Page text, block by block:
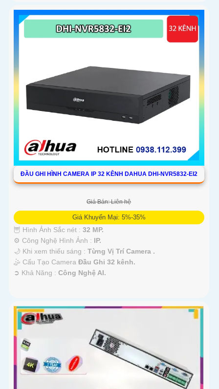
ĐẦU GHI HÌNH CAMERA IP 32 KÊNH DAHUA DHI-NVR5832-EI2
Giá Bán: Liên hệ
Giá Khuyến Mại: 5%-35%
🦉 Hình Ảnh Sắc nét : 32 MP.
⚙ Công Nghệ Hình Ảnh : IP.
🌙 Khi xem thiếu sáng : Từng Vị Trí Camera .
🤹 Cấu Tạo Camera Đầu Ghi 32 kênh.
️➲ Khả Năng : Công Nghệ AI.